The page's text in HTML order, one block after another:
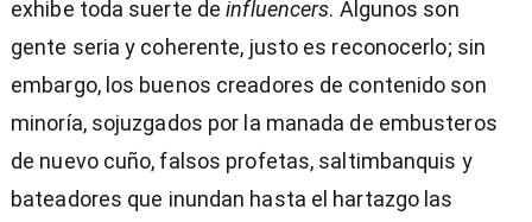
exhibe toda suerte deinfluencers. Algunos son
gente seria y coherente, justo es reconocerlo; sin
embargo, los buenos creadores de contenido son
minoría, sojuzgados por la manada de embusteros
de nuevo cuño, falsos profetas, saltimbanquis y
bateadores que inundan hasta el hartazgo las